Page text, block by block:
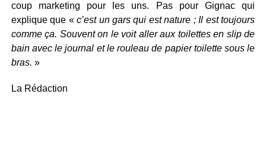
coup marketing pour les uns. Pas pour Gignac qui
explique que «c’est un gars qui est nature ; Il est toujours
comme ça. Souvent on le voit aller aux toilettes en slip de
bain avec le journal et le rouleau de papier toilette sous le
bras. »
La Rédaction